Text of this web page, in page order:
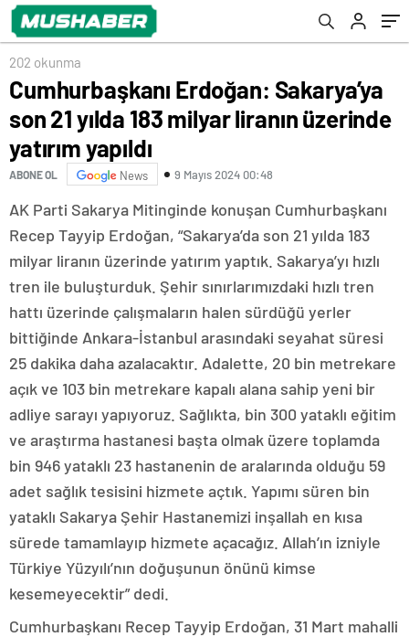
yapıldı
202 okunma
Cumhurbaşkanı Erdoğan: Sakarya’ya
son 21 yılda 183 milyar liranın üzerinde
yatırım yapıldı
ABONE OL News 9 Mayıs 2024 00:48
AK Parti Sakarya Mitinginde konuşan Cumhurbaşkanı
Recep Tayyip Erdoğan, “Sakarya’da son 21 yılda 183
milyar liranın üzerinde yatırım yaptık. Sakarya’yı hızlı
tren ile buluşturduk. Şehir sınırlarımızdaki hızlı tren
hattı üzerinde çalışmaların halen sürdüğü yerler
bittiğinde Ankara-İstanbul arasındaki seyahat süresi
25 dakika daha azalacaktır. Adalette, 20 bin metrekare
açık ve 103 bin metrekare kapalı alana sahip yeni bir
adliye sarayı yapıyoruz. Sağlıkta, bin 300 yataklı eğitim
ve araştırma hastanesi başta olmak üzere toplamda
bin 946 yataklı 23 hastanenin de aralarında olduğu 59
adet sağlık tesisini hizmete açtık. Yapımı süren bin
yataklı Sakarya Şehir Hastanemizi inşallah en kısa
sürede tamamlayıp hizmete açacağız. Allah’ın izniyle
Türkiye Yüzyılı’nın doğuşunun önünü kimse
kesemeyecektir” dedi.
Cumhurbaşkanı Recep Tayyip Erdoğan, 31 Mart mahalli